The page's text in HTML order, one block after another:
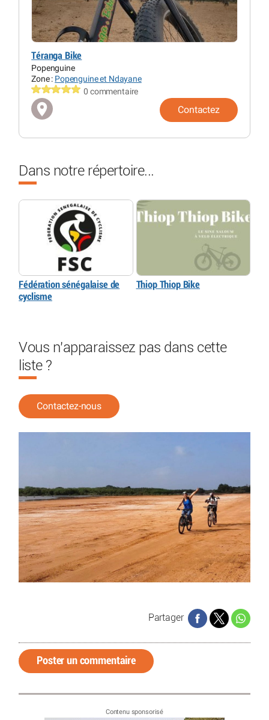
Téranga Bike
Popenguine
Zone : Popenguine et Ndayane
0 commentaire
Contactez
Dans notre répertoire...
Fédération sénégalaise de
cyclisme
Thiop Thiop Bike
Vous n'apparaissez pas dans cette
liste ?
Contactez-nous
Partager
Poster un commentaire